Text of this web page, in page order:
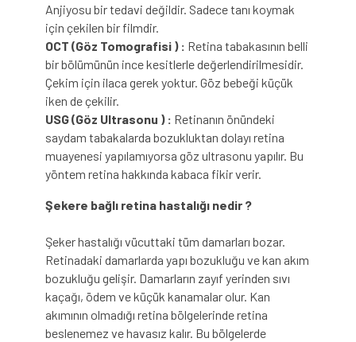
Anjiyosu bir tedavi değildir. Sadece tanı koymak
için çekilen bir filmdir.
OCT (Göz Tomografisi ) : Retina tabakasının belli
bir bölümünün ince kesitlerle değerlendirilmesidir.
Çekim için ilaca gerek yoktur. Göz bebeği küçük
iken de çekilir.
USG (Göz Ultrasonu ) : Retinanın önündeki
saydam tabakalarda bozukluktan dolayı retina
muayenesi yapılamıyorsa göz ultrasonu yapılır. Bu
yöntem retina hakkında kabaca fikir verir.
Şekere bağlı retina hastalığı nedir ?
Şeker hastalığı vücuttaki tüm damarları bozar.
Retinadaki damarlarda yapı bozukluğu ve kan akım
bozukluğu gelişir. Damarların zayıf yerinden sıvı
kaçağı, ödem ve küçük kanamalar olur. Kan
akımının olmadığı retina bölgelerinde retina
beslenemez ve havasız kalır. Bu bölgelerde